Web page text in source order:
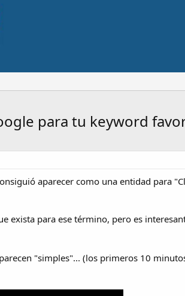
para tu keyword
aparecer como una entidad para
exista para ese término, pero es
"simples"... (los primeros 10